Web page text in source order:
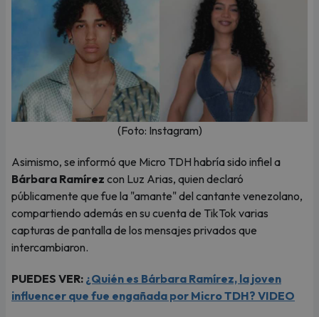
(Foto: Instagram)
Asimismo, se informó que Micro TDH habría sido infiel a
Bárbara Ramírez con Luz Arias, quien declaró
públicamente que fue la "amante" del cantante venezolano,
compartiendo además en su cuenta de TikTok varias
capturas de pantalla de los mensajes privados que
intercambiaron.
PUEDES VER: ¿Quién es Bárbara Ramírez, la joven
influencer que fue engañada por Micro TDH? VIDEO